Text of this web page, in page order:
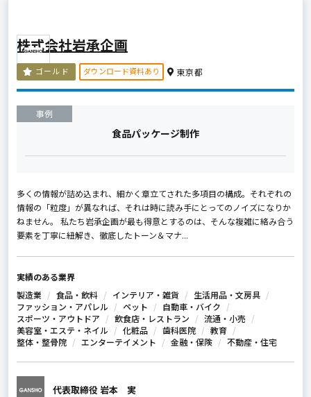
株式会社岩承企画
ゴールド ダウンロード資料あり 東京都
事例
食品パッケージ制作
多くの情報が詰め込まれ、細かく章立てされた多項目の構成。それぞれの
情報の「粒度」が異なれば、それは時に読み手にとってのノイズになりか
ねません。 私たち岩承企画が最も得意とするのは、そんな複雑に絡み合う
要素を丁寧に紐解き、徹底したトーン＆マナ...
実績のある業界
製造業
食品・飲料 インテリア・雑貨
生活用品・文房具
ファッション・アパレル
ペット
自動車・バイク
スポーツ・アウトドア
飲食店・レストラン
流通・小売
美容室・エステ・ネイル
化粧品 歯科医院
教育
整体・整骨院
エンターテイメント 金融・保険 不動産・住宅
代表取締役 岩本 実